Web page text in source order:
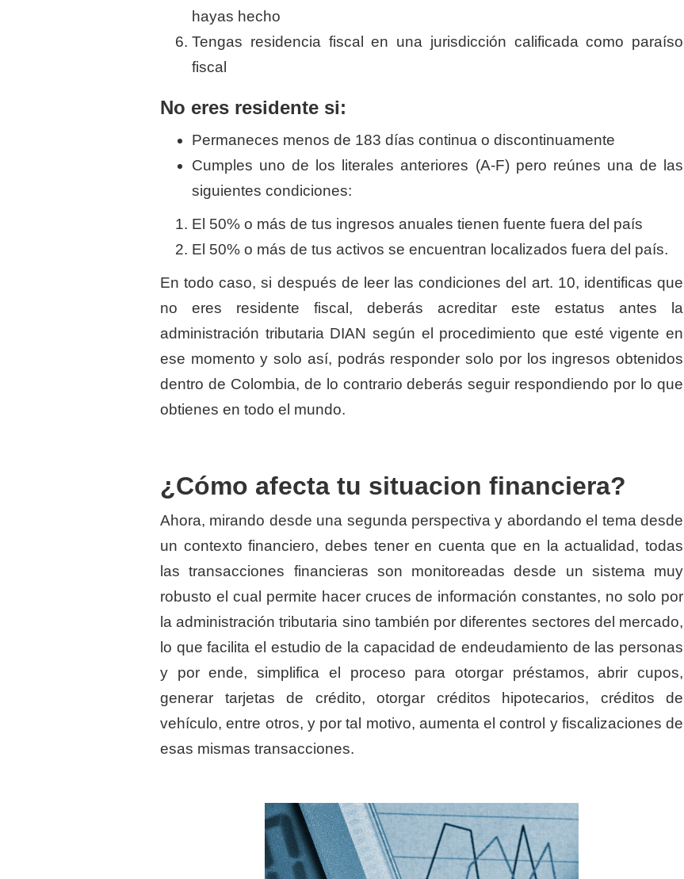
hayas hecho
Tengas residencia fiscal en una jurisdicción calificada como paraíso
fiscal
No eres residente si:
Permaneces menos de 183 días continua o discontinuamente
Cumples uno de los literales anteriores (A-F) pero reúnes una de las
siguientes condiciones:
El 50% o más de tus ingresos anuales tienen fuente fuera del país
El 50% o más de tus activos se encuentran localizados fuera del país.
En todo caso, si después de leer las condiciones del art. 10, identificas que
no eres residente fiscal, deberás acreditar este estatus antes la
administración tributaria DIAN según el procedimiento que esté vigente en
ese momento y solo así, podrás responder solo por los ingresos obtenidos
dentro de Colombia, de lo contrario deberás seguir respondiendo por lo que
obtienes en todo el mundo.
¿Cómo afecta tu situacion financiera?
Ahora, mirando desde una segunda perspectiva y abordando el tema desde
un contexto financiero, debes tener en cuenta que en la actualidad, todas
las transacciones financieras son monitoreadas desde un sistema muy
robusto el cual permite hacer cruces de información constantes, no solo por
la administración tributaria sino también por diferentes sectores del mercado,
lo que facilita el estudio de la capacidad de endeudamiento de las personas
y por ende, simplifica el proceso para otorgar préstamos, abrir cupos,
generar tarjetas de crédito, otorgar créditos hipotecarios, créditos de
vehículo, entre otros, y por tal motivo, aumenta el control y fiscalizaciones de
esas mismas transacciones.